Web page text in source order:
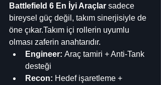
Battlefield 6 En İyi Araçlar sadece
bireysel güç değil, takım sinerjisiyle de
öne çıkar.Takım içi rollerin uyumlu
olması zaferin anahtarıdır.
Engineer: Araç tamiri + Anti-Tank
desteği
Recon: Hedef işaretleme +